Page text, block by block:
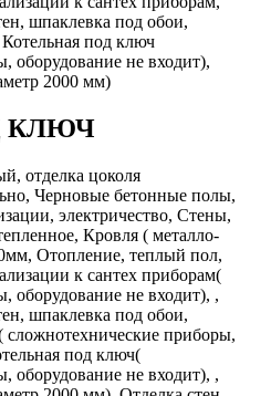
шпаклевка под обои,
под ключ
оборудование не входит),
2000 мм)
КЛЮЧ
отделка цоколя
Черновые бетонные полы,
электричество, Стены,
Кровля ( металло-
Отопление, теплый пол,
к сантех приборам(
оборудование не входит), ,
шпаклевка под обои,
приборы,
под ключ(
оборудование не входит), ,